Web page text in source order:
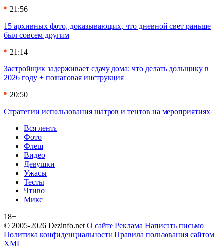
21:56
15 архивных фото, доказывающих, что дневной свет раньше
был совсем другим
21:14
Застройщик задерживает сдачу дома: что делать дольщику в
2026 году + пошаговая инструкция
20:50
Стратегии использования шатров и тентов на мероприятиях
Вся лента
Фото
Флеш
Видео
Девушки
Ужасы
Тесты
Чтиво
Микс
18+
© 2005-2026 Dezinfo.net О сайте Реклама Написать письмо
Политика конфиденциальности Правила пользования сайтом
XML